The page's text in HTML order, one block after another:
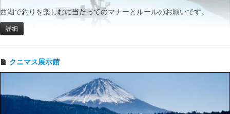
西湖で釣りを楽しむに当たってのマナーとルールのお願いです。
詳細
クニマス展示館